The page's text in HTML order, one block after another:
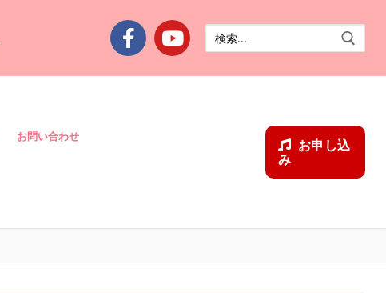
検
索:
お問い合わせ
お申し込
み